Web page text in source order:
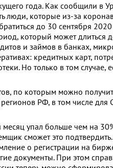
года. Как сообщили в
люди, которые из-за
до 30 сентября
который может длиться
и займов в банках,
кредитных карт,
Но только в том случае,
по которым можно
РФ, в том числе для
упал больше чем на
сможет это подтвердить.
о регистрации на
документы. При этом